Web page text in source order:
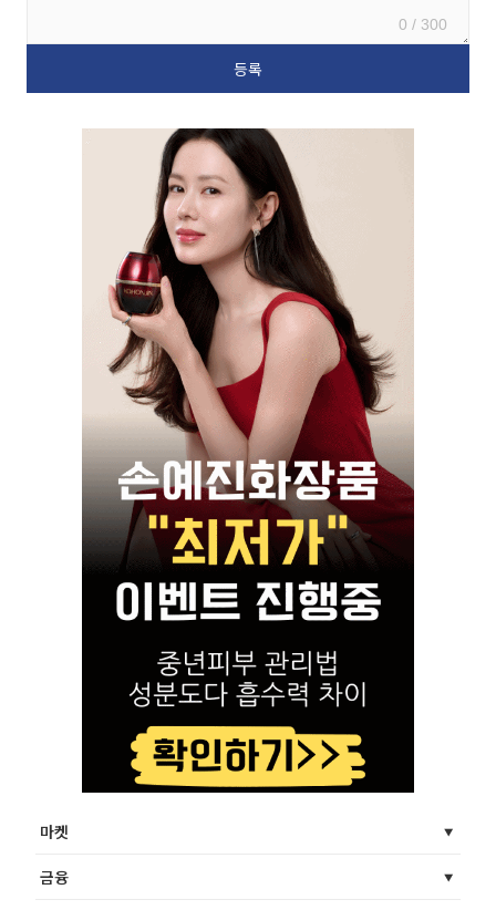
0 / 300
마켓
금융